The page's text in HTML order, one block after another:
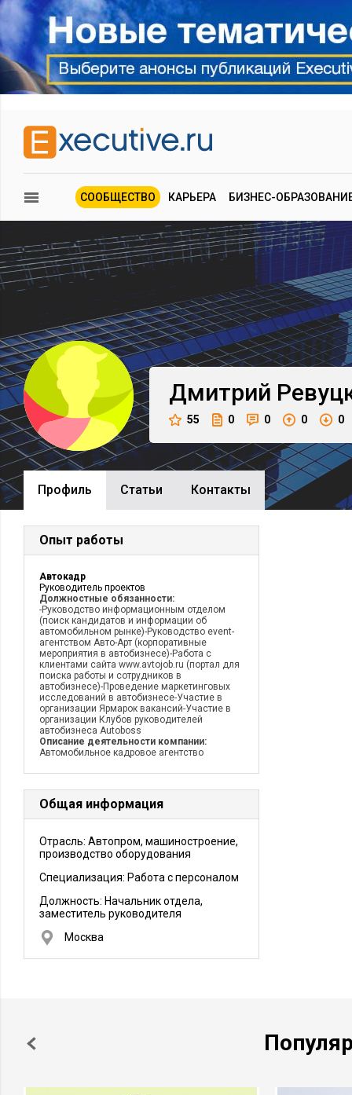
СООБЩЕСТВО КАРЬЕРА БИЗНЕС-
Дмитрий
55 0 0 0 0
Профиль Cтатьи Контакты
Опыт работы
Автокадр
Руководитель проектов
Должностные обязанности:
-Руководство информационным отделом
(поиск кандидатов и информации об
автомобильном рынке)-Руководство event-
агентством Авто-Арт (корпоративные
мероприятия в автобизнесе)-Работа с
клиентами сайта www.avtojob.ru (портал для
поиска работы и сотрудников в
автобизнесе)-Проведение маркетинговых
исследований в автобизнесе-Участие в
организации Ярмарок вакансий-Участие в
организации Клубов руководителей
автобизнеса Autoboss
Описание деятельности компании:
Автомобильное кадровое агентство
Общая информация
Отрасль: Автопром, машиностроение,
производство оборудования
Специализация: Работа с персоналом
Должность: Начальник отдела,
заместитель руководителя
Москва